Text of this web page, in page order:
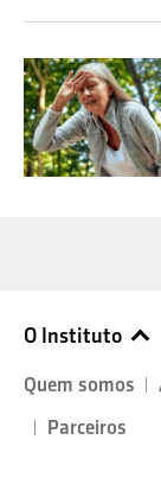
O Instituto
Quem somos
Parceiros